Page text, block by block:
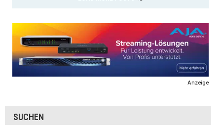
Anzeige
SUCHEN